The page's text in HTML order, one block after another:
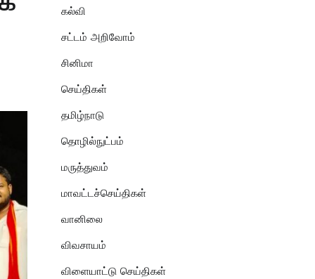
கல்வி
சட்டம் அறிவோம்
சினிமா
செய்திகள்
தமிழ்நாடு
தொழில்நுட்பம்
மருத்துவம்
மாவட்டச்செய்திகள்
வானிலை
விவசாயம்
விளையாட்டு செய்திகள்